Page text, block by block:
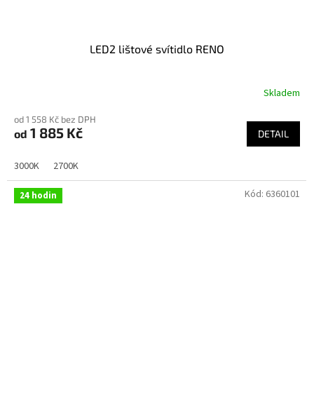
LED2 lištové svítidlo RENO
Skladem
od 1 558 Kč bez DPH
od 1 885 Kč DETAIL
3000K 2700K
24 hodin Kód: 6360101